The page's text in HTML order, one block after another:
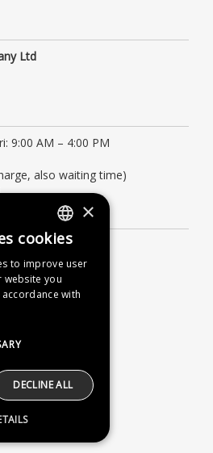
Ltd
9:00 AM – 4:00 PM
also waiting time)
FINNISH
SWEDISH
ENGLISH
×
cookies
to improve user
website you
with
DECLINE ALL